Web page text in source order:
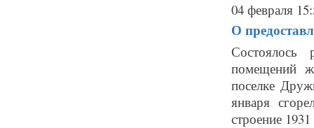
04 февраля
О
Состоялось
помещений
поселке
января
строение